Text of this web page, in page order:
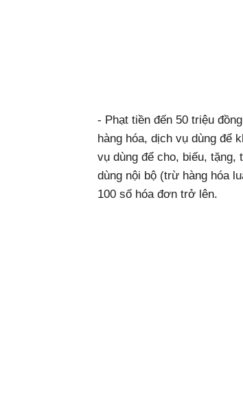
- Phạt tiền đến 50 triệu
hàng hóa, dịch vụ dùng để
vụ dùng để cho, biếu,
dùng nội bộ (trừ hàng hóa
100 số hóa đơn trở lên.